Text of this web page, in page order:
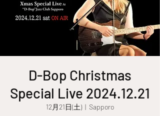
D-Bop Christmas
Special Live 2024.12.21
12月21日(土)
  |
Sapporo